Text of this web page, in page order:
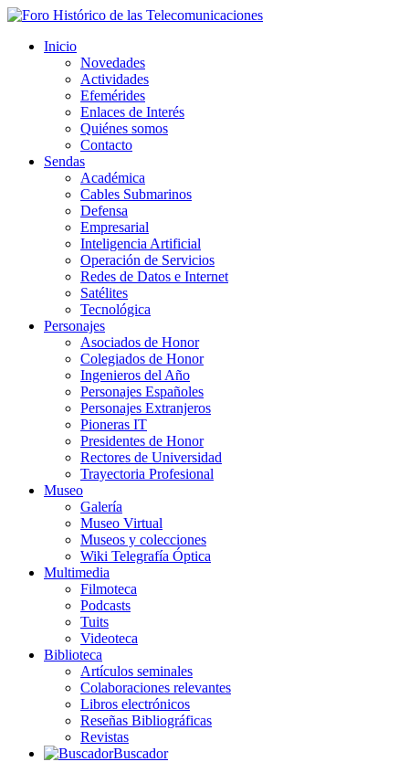
Inicio
Novedades
Actividades
Efemérides
Enlaces de Interés
Quiénes somos
Contacto
Sendas
Académica
Cables Submarinos
Defensa
Empresarial
Inteligencia Artificial
Operación de Servicios
Redes de Datos e Internet
Satélites
Tecnológica
Personajes
Asociados de Honor
Colegiados de Honor
Ingenieros del Año
Personajes Españoles
Personajes Extranjeros
Pioneras IT
Presidentes de Honor
Rectores de Universidad
Trayectoria Profesional
Museo
Galería
Museo Virtual
Museos y colecciones
Wiki Telegrafía Óptica
Multimedia
Filmoteca
Podcasts
Tuits
Videoteca
Biblioteca
Artículos seminales
Colaboraciones relevantes
Libros electrónicos
Reseñas Bibliográficas
Revistas
Buscador